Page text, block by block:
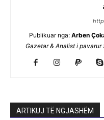
Publikuar nga: Arben
Gazetar & Analist i
ARTIKUJ TË NGJASHËM